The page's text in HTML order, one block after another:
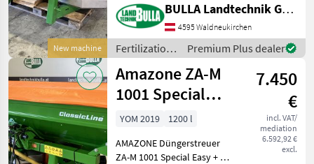
New machine
2026, new machine in stock
+ Electric spread rate
adjustment + Easyset 2
control terminal + Speed-
ind
BULLA Landtechnik GmbH
4595 Waldneukirchen
Fertilization
and
irrigation
equipment /
Amazone
Premium Plus dealer
Amazone ZA-M
1001 Special
Easy
7.450
€
incl. VAT/
mediation
6.592,92 €
excl.
YOM 2019
1200 l
AMAZONE Düngerstreuer
ZA-M 1001 Special Easy + Bj.